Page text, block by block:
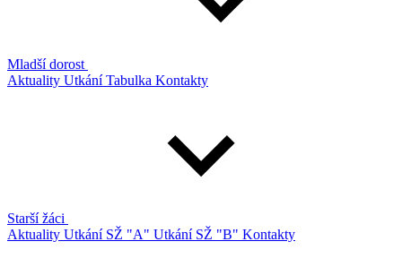
Mladší dorost
Aktuality UtkáníTabulka Kontakty
Starší žáci
Aktuality Utkání SŽ "A" Utkání SŽ "B" Kontakty